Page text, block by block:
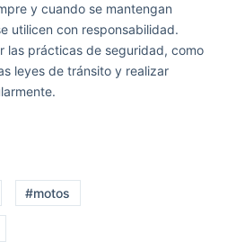
y cuando se mantengan
utilicen con responsabilidad.
las prácticas de seguridad, como
leyes de tránsito y realizar
#motos